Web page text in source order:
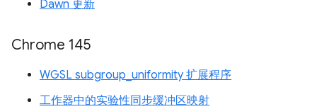
Dawn 更新
Chrome 145
WGSL subgroup_uniformity 扩展程序
工作器中的实验性同步缓冲区映射